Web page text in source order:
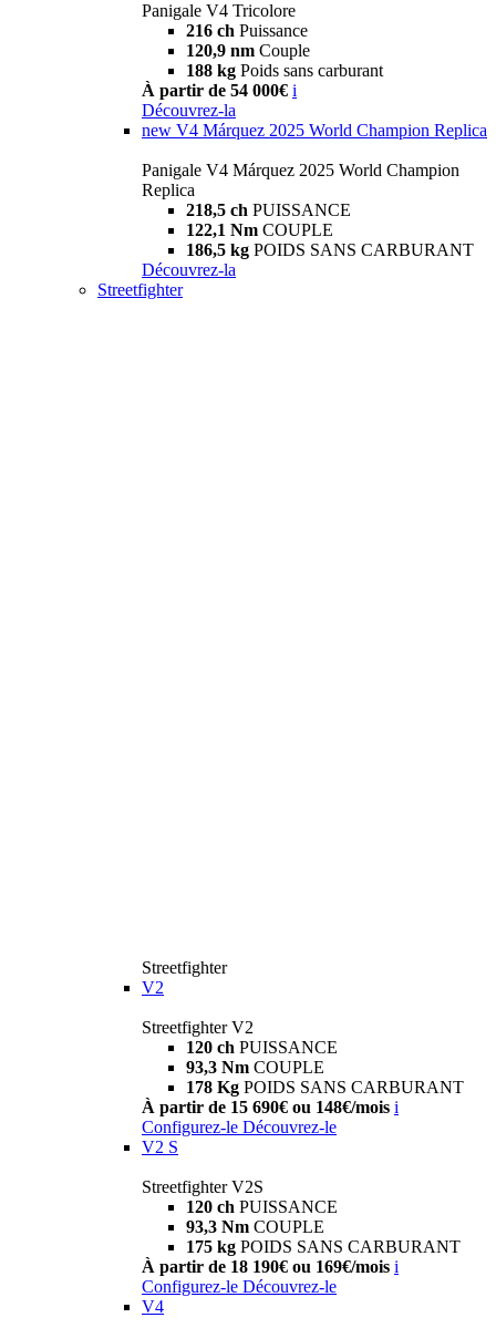
Panigale V4 Tricolore
216 ch Puissance
120,9 nm Couple
188 kg Poids sans carburant
À partir de 54 000€ i
Découvrez-la
new V4 Márquez 2025 World Champion Replica
Panigale V4 Márquez 2025 World Champion
Replica
218,5 ch PUISSANCE
122,1 Nm COUPLE
186,5 kg POIDS SANS CARBURANT
Découvrez-la
Streetfighter
Streetfighter
V2
Streetfighter V2
120 ch PUISSANCE
93,3 Nm COUPLE
178 Kg POIDS SANS CARBURANT
À partir de 15 690€ ou 148€/mois i
Configurez-le Découvrez-le
V2 S
Streetfighter V2S
120 ch PUISSANCE
93,3 Nm COUPLE
175 kg POIDS SANS CARBURANT
À partir de 18 190€ ou 169€/mois i
Configurez-le Découvrez-le
V4